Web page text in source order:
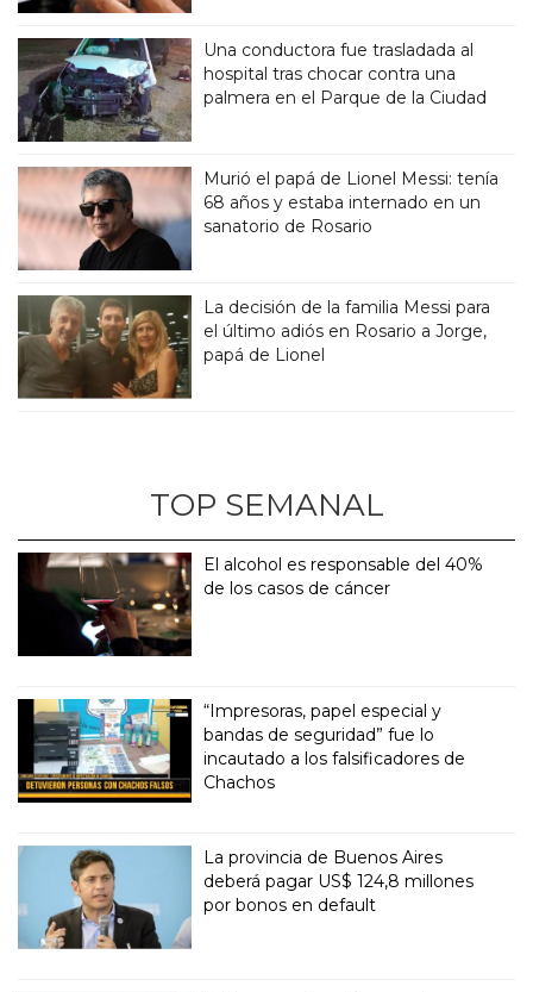
Una conductora fue trasladada al
hospital tras chocar contra una
palmera en el Parque de la Ciudad
Murió el papá de Lionel Messi: tenía
68 años y estaba internado en un
sanatorio de Rosario
La decisión de la familia Messi para
el último adiós en Rosario a Jorge,
papá de Lionel
TOP SEMANAL
El alcohol es responsable del 40%
de los casos de cáncer
“Impresoras, papel especial y
bandas de seguridad” fue lo
incautado a los falsificadores de
Chachos
La provincia de Buenos Aires
deberá pagar US$ 124,8 millones
por bonos en default